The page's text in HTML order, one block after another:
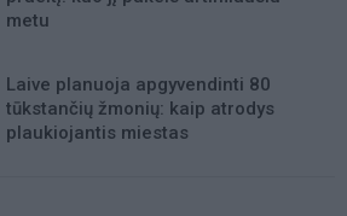
metu
Laive planuoja apgyvendinti 80
tūkstančių žmonių: kaip atrodys
plaukiojantis miestas